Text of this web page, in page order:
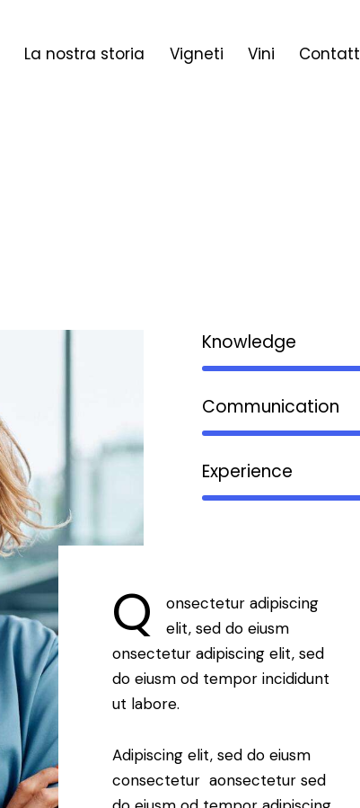
La nostra storia Vigneti Vini
Knowledge
Communication
Experience
Q
onsectetur adipiscing
elit, sed do eiusm
onsectetur adipiscing elit, sed
do eiusm od tempor incididunt
ut labore.
Adipiscing elit, sed do eiusm
consectetur aonsectetur sed